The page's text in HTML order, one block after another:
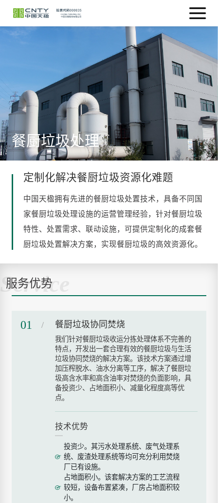
餐厨垃圾处理
定制化解决餐厨垃圾资源化难题
中国天楹拥有先进的餐厨垃圾处置技术，具备不同国
家餐厨垃圾处理设施的运营管理经验，针对餐厨垃圾
特性、处置需求、联动设施，可提供定制化的成套餐
厨垃圾处置解决方案，实现餐厨垃圾的高效资源化。
服务优势
Service
01 餐厨垃圾协同焚烧
我们针对餐厨垃圾收运分拣处理体系不完善的
特点，开发出一套合理有效的餐厨垃圾与生活
垃圾协同焚烧的解决方案。该技术方案通过增
加压榨脱水、油水分离等工序，解决了餐厨垃
圾高含水率和高含油率对焚烧的负面影响，具
备投资少、占地面积小、减量化程度高等优
点。
技术优势
投资少。其污水处理系统、废气处理系
统、废渣处理系统等均可充分利用焚烧
厂已有设施。
占地面积小。该套解决方案的工艺流程
较短，设备布置紧凑，厂房占地面积较
小。